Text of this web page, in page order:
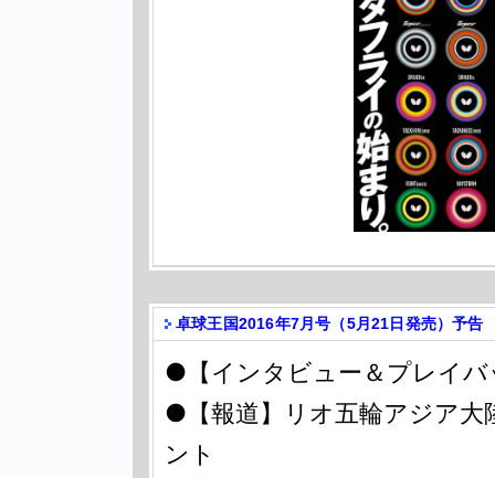
卓球王国2016年7月号（5月21日発売）予告
●【インタビュー＆プレイ
●【報道】リオ五輪アジア大
ント